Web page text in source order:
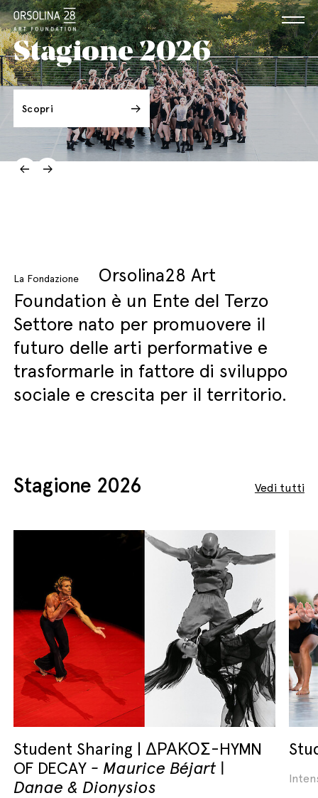
Stagione 2026
Scopri
La Fondazione
Orsolina28 Art
Foundation è un Ente del Terzo
Settore nato per promuovere il
futuro delle arti performative e
trasformarle in fattore di sviluppo
sociale e crescita per il territorio.
Stagione 2026 Vedi tutti
Student Sharing | ΔΡΑΚΟΣ-HYMN
OF DECAY
Maurice Béjart |
Danae & Dionysios